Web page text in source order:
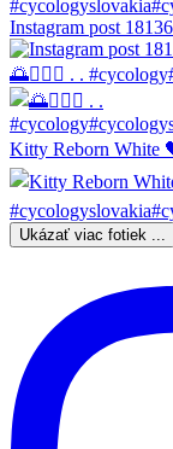
Instagram post
🌅🚴🏼‍♀️ . .
Kitty Reborn White
Ukázať viac fotiek ...